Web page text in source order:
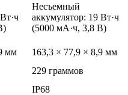
Несъемный
аккумулятор: 19 Вт·ч
(5000 мА·ч, 3,8 В)
мм
163,3 × 77,9 × 8,9 мм
229 граммов
IP68